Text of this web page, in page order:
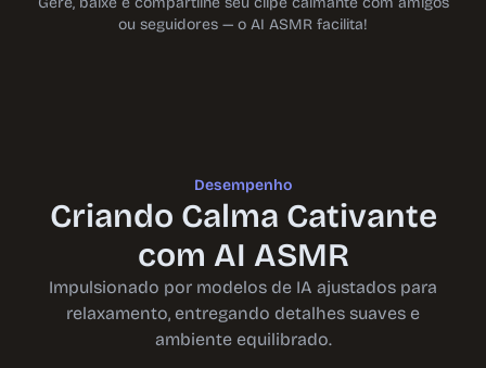
ou seguidores — o AI ASMR facilita!
Desempenho
Criando Calma Cativante
com AI ASMR
Impulsionado por modelos de IA ajustados para
relaxamento, entregando detalhes suaves e
ambiente equilibrado.